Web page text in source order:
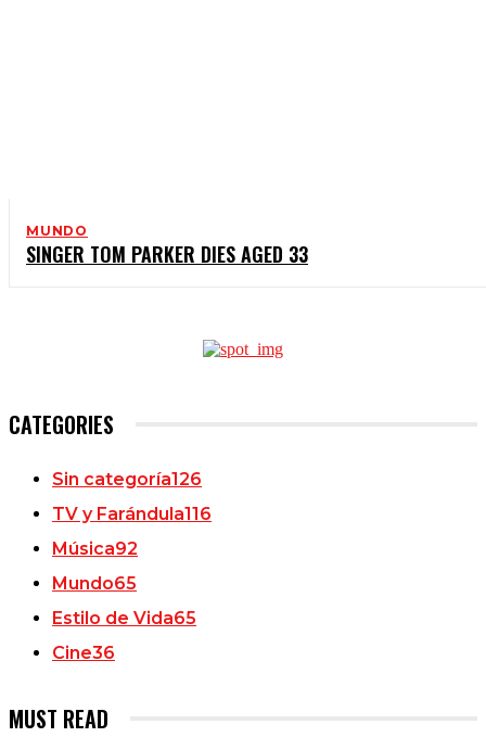
MUNDO
SINGER TOM PARKER DIES AGED 33
CATEGORIES
Sin categoría126
TV y Farándula116
Música92
Mundo65
Estilo de Vida65
Cine36
MUST READ